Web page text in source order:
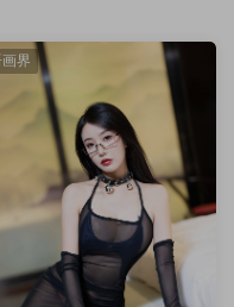
界